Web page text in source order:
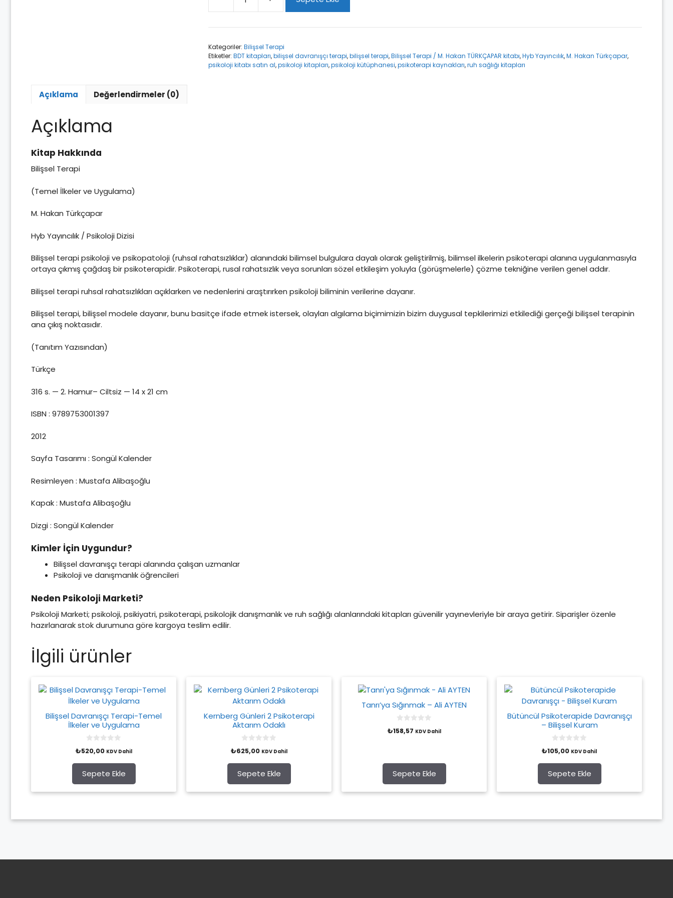
Terapi
/
Hakan
TÜRKÇAPAR
adet
Kategoriler: Bilişsel Terapi
Etiketler: BDT kitapları,bilişsel davranışçı terapi,bilişsel terapi,Bilişsel Terapi / M. Hakan TÜRKÇAPAR kitabı,Hyb Yayıncılık,M. Hakan Türkçapar,
psikoloji kitabı satın al,psikoloji kitapları,psikoloji kütüphanesi,psikoterapi kaynakları,ruh sağlığı kitapları
Açıklama Değerlendirmeler (0)
Açıklama
Kitap Hakkında
Bilişsel Terapi
(Temel İlkeler ve Uygulama)
M. Hakan Türkçapar
Hyb Yayıncılık / Psikoloji Dizisi
Bilişsel terapi psikoloji ve psikopatoloji (ruhsal rahatsızlıklar) alanındaki bilimsel bulgulara dayalı olarak geliştirilmiş, bilimsel ilkelerin psikoterapi alanına uygulanmasıyla
ortaya çıkmış çağdaş bir psikoterapidir. Psikoterapi, rusal rahatsızlık veya sorunları sözel etkileşim yoluyla (görüşmelerle) çözme tekniğine verilen genel addır.
Bilişsel terapi ruhsal rahatsızlıkları açıklarken ve nedenlerini araştırırken psikoloji biliminin verilerine dayanır.
Bilişsel terapi, bilişsel modele dayanır, bunu basitçe ifade etmek istersek, olayları algılama biçimimizin bizim duygusal tepkilerimizi etkilediği gerçeği bilişsel terapinin
ana çıkış noktasıdır.
(Tanıtım Yazısından)
Türkçe
316 s. — 2. Hamur– Ciltsiz — 14 x 21 cm
ISBN : 9789753001397
2012
Sayfa Tasarımı : Songül Kalender
Resimleyen : Mustafa Alibaşoğlu
Kapak : Mustafa Alibaşoğlu
Dizgi : Songül Kalender
Kimler İçin Uygundur?
Bilişsel davranışçı terapi alanında çalışan uzmanlar
Psikoloji ve danışmanlık öğrencileri
Neden Psikoloji Marketi?
Psikoloji Marketi; psikoloji, psikiyatri, psikoterapi, psikolojik danışmanlık ve ruh sağlığı alanlarındaki kitapları güvenilir yayınevleriyle bir araya getirir. Siparişler özenle
hazırlanarak stok durumuna göre kargoya teslim edilir.
İlgili ürünler
Bilişsel Davranışçı Terapi-Temel
İlkeler ve Uygulama
o
t
o
f
5
₺520,00 KDV Dahil
Sepete Ekle
Kernberg Günleri 2 Psikoterapi
Aktarım Odaklı
o
t
o
f
5
₺625,00 KDV Dahil
Sepete Ekle
Tanrı’ya Sığınmak – Ali AYTEN
o
5
₺158,57 KDV Dahil
Sepete Ekle
Bütüncül Psikoterapide Davranışçı
– Bilişsel Kuram
o
t
o
f
5
₺105,00 KDV Dahil
Sepete Ekle